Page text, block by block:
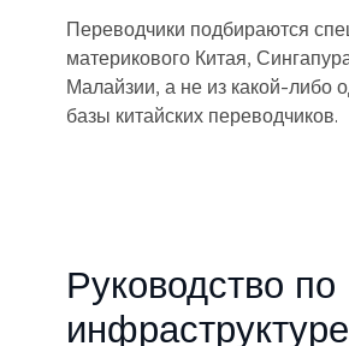
Переводчики подбираются
материкового Китая,
Малайзии, а не из какой-либо
базы китайских переводчиков.
Руководство по
инфраструктуре